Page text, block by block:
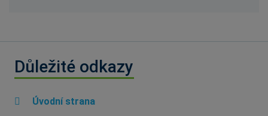
Důležité odkazy
Úvodní strana